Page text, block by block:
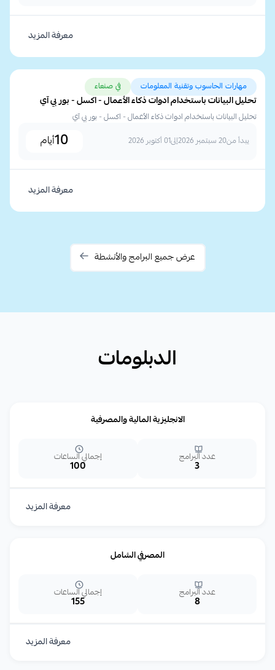
معرفة المزيد
مهارات الحاسوب وتقنية المعلومات في صنعاء
تحليل البيانات باستخدام ادوات ذكاء الأعمال - اكسل - بور بي آي
تحليل البيانات باستخدام ادوات ذكاء الأعمال - اكسل - بور بي آي
يبدأ من20 سبتمبر 2026 إلى01 أكتوبر 2026 10أيام
معرفة المزيد
عرض جميع البرامج والأنشطة
الدبلومات
الانجليزية المالية والمصرفية
عدد البرامج
100
إجمالي الساعات
معرفة المزيد
المصرفي الشامل
عدد البرامج
155
إجمالي الساعات
معرفة المزيد